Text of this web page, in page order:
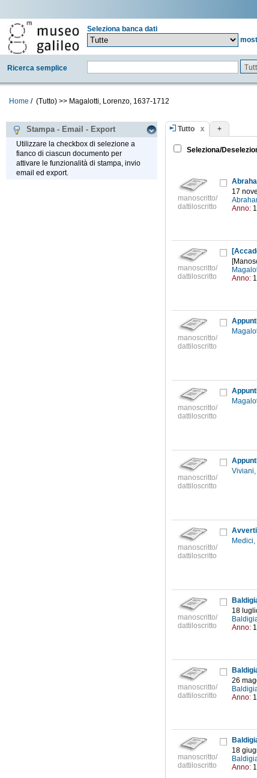
Seleziona banca dati
Ricerca semplice
Home / (Tutto) >> Magalotti, Lorenzo, 1637-1712
Stampa - Email - Export
Utilizzare la checkbox di selezione a
fianco di ciascun documento per
attivare le funzionalità di stampa, invio
email ed export.
Tutto +
Seleziona/
manoscritto/
dattiloscritto
17
Anno:
manoscritto/
dattiloscritto
Anno:
manoscritto/
dattiloscritto
manoscritto/
dattiloscritto
manoscritto/
dattiloscritto
manoscritto/
dattiloscritto
manoscritto/
dattiloscritto
18
Anno:
manoscritto/
dattiloscritto
26
Anno:
manoscritto/
dattiloscritto
18
Anno: